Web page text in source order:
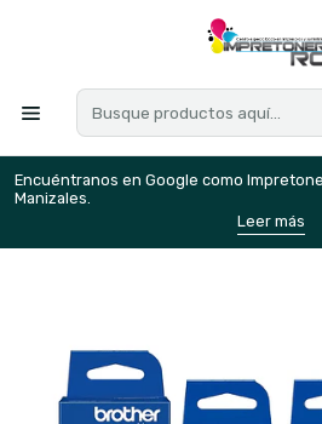
Encuéntranos en Google como
Manizales.
Leer más